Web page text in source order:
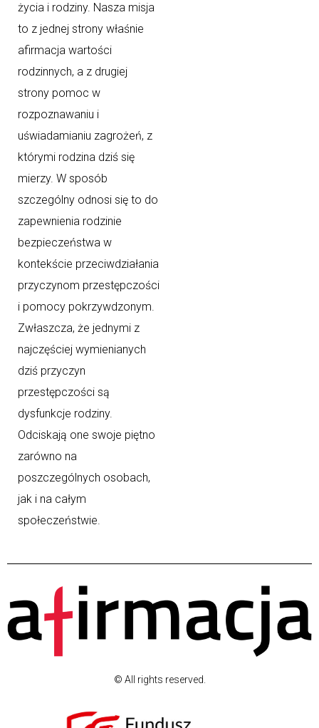
życia i rodziny. Nasza misja
to z jednej strony właśnie
afirmacja wartości
rodzinnych, a z drugiej
strony pomoc w
rozpoznawaniu i
uświadamianiu zagrożeń, z
którymi rodzina dziś się
mierzy. W sposób
szczególny odnosi się to do
zapewnienia rodzinie
bezpieczeństwa w
kontekście przeciwdziałania
przyczynom przestępczości
i pomocy pokrzywdzonym.
Zwłaszcza, że jednymi z
najczęściej wymienianych
dziś przyczyn
przestępczości są
dysfunkcje rodziny.
Odciskają one swoje piętno
zarówno na
poszczególnych osobach,
jak i na całym
społeczeństwie.
© All rights reserved.